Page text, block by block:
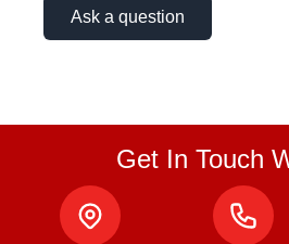
Ask a question
Get In Touch